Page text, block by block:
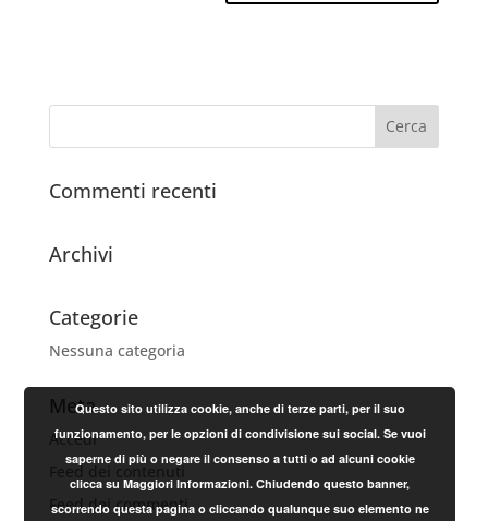
Commenti recenti
Archivi
Categorie
Nessuna categoria
Meta
Accedi
Feed dei contenuti
Feed dei commenti
Questo sito utilizza cookie, anche di terze parti, per il suo
funzionamento, per le opzioni di condivisione sui social. Se vuoi
saperne di più o negare il consenso a tutti o ad alcuni cookie
clicca su Maggiori Informazioni. Chiudendo questo banner,
scorrendo questa pagina o cliccando qualunque suo elemento ne